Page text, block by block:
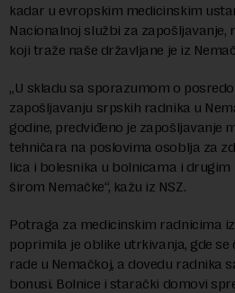
kadar u evropskim medicinskim
Nacionalnoj službi za zapošljavanje,
koji traže naše državljane je iz
„U skladu sa sporazumom o
zapošljavanju srpskih radnika u
godine, predviđeno je zapošljavanje
tehničara na poslovima osoblja za
lica i bolesnika u bolnicama i
širom Nemačke“, kažu iz NSZ.
Potraga za medicinskim radnicima
poprimila je oblike utrkivanja, gde
rade u Nemačkoj, a dovedu radnika
bonusi. Bolnice i starački domovi